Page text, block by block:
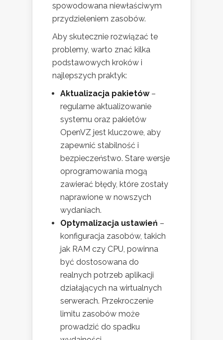
spowodowana niewłaściwym
przydzieleniem zasobów.
Aby skutecznie rozwiązać te
problemy, warto znać kilka
podstawowych kroków i
najlepszych praktyk:
Aktualizacja pakietów–
regularne aktualizowanie
systemu oraz pakietów
OpenVZ jest kluczowe, aby
zapewnić stabilność i
bezpieczeństwo. Stare wersje
oprogramowania mogą
zawierać błędy, które zostały
naprawione w nowszych
wydaniach.
Optymalizacja ustawień –
konfiguracja zasobów, takich
jak RAM czy CPU, powinna
być dostosowana do
realnych potrzeb aplikacji
działających na wirtualnych
serwerach. Przekroczenie
limitu zasobów może
prowadzić do spadku